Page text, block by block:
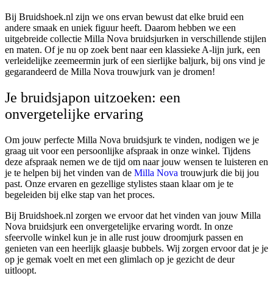
Bij Bruidshoek.nl zijn we ons ervan bewust dat elke bruid een
andere smaak en uniek figuur heeft. Daarom hebben we een
uitgebreide collectie Milla Nova bruidsjurken in verschillende stijlen
en maten. Of je nu op zoek bent naar een klassieke A-lijn jurk, een
verleidelijke zeemeermin jurk of een sierlijke baljurk, bij ons vind je
gegarandeerd de Milla Nova trouwjurk van je dromen!
Je bruidsjapon uitzoeken: een
onvergetelijke ervaring
Om jouw perfecte Milla Nova bruidsjurk te vinden, nodigen we je
graag uit voor een persoonlijke afspraak in onze winkel. Tijdens
deze afspraak nemen we de tijd om naar jouw wensen te luisteren en
je te helpen bij het vinden van de Milla Nova trouwjurk die bij jou
past. Onze ervaren en gezellige stylistes staan klaar om je te
begeleiden bij elke stap van het proces.
Bij Bruidshoek.nl zorgen we ervoor dat het vinden van jouw Milla
Nova bruidsjurk een onvergetelijke ervaring wordt. In onze
sfeervolle winkel kun je in alle rust jouw droomjurk passen en
genieten van een heerlijk glaasje bubbels. Wij zorgen ervoor dat je je
op je gemak voelt en met een glimlach op je gezicht de deur
uitloopt.